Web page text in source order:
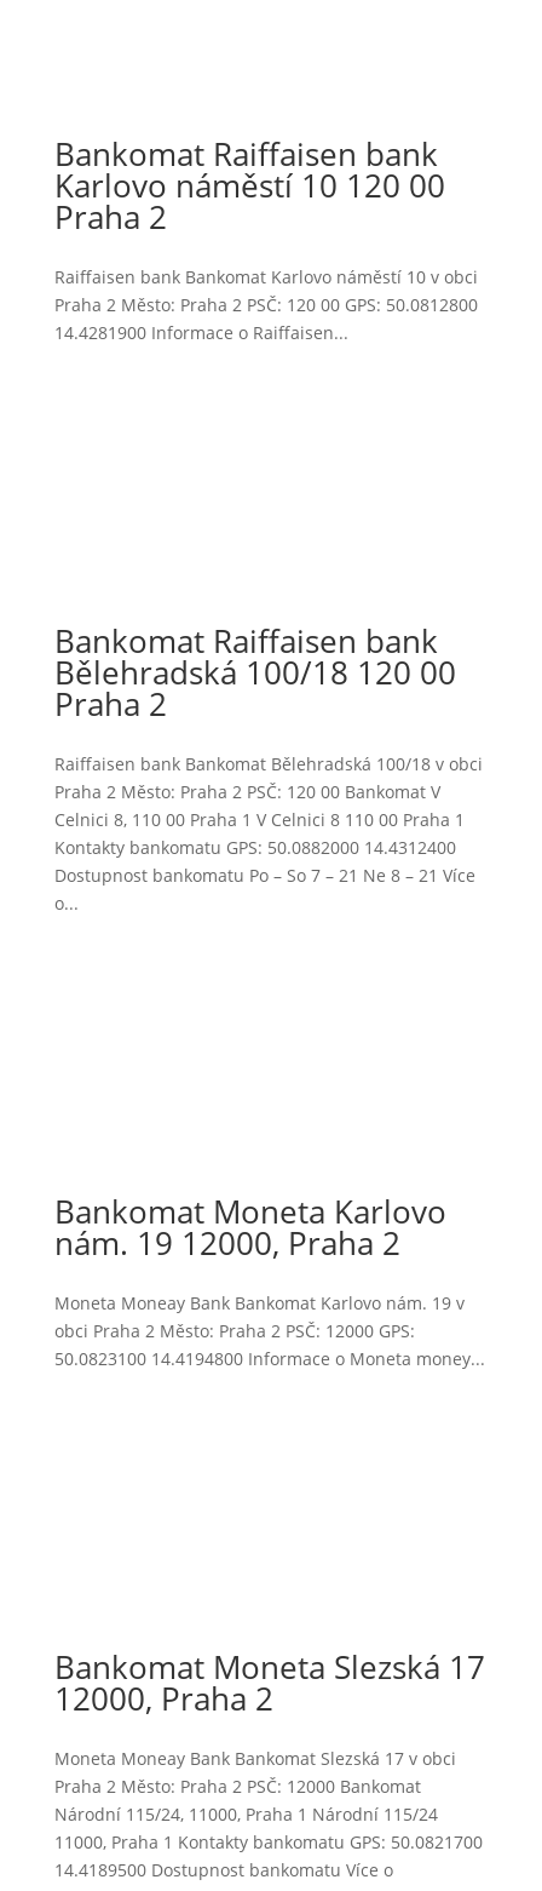
Bankomat Raiffaisen bank
Karlovo náměstí 10 120 00
Praha 2
Raiffaisen bank Bankomat Karlovo náměstí 10 v obci
Praha 2 Město: Praha 2 PSČ: 120 00 GPS: 50.0812800
14.4281900 Informace o Raiffaisen...
Bankomat Raiffaisen bank
Bělehradská 100/18 120 00
Praha 2
Raiffaisen bank Bankomat Bělehradská 100/18 v obci
Praha 2 Město: Praha 2 PSČ: 120 00 Bankomat V
Celnici 8, 110 00 Praha 1 V Celnici 8 110 00 Praha 1
Kontakty bankomatu GPS: 50.0882000 14.4312400
Dostupnost bankomatu Po – So 7 – 21 Ne 8 – 21 Více
o...
Bankomat Moneta Karlovo
nám. 19 12000, Praha 2
Moneta Moneay Bank Bankomat Karlovo nám. 19 v
obci Praha 2 Město: Praha 2 PSČ: 12000 GPS:
50.0823100 14.4194800 Informace o Moneta money...
Bankomat Moneta Slezská 17
12000, Praha 2
Moneta Moneay Bank Bankomat Slezská 17 v obci
Praha 2 Město: Praha 2 PSČ: 12000 Bankomat
Národní 115/24, 11000, Praha 1 Národní 115/24
11000, Praha 1 Kontakty bankomatu GPS: 50.0821700
14.4189500 Dostupnost bankomatu Více o